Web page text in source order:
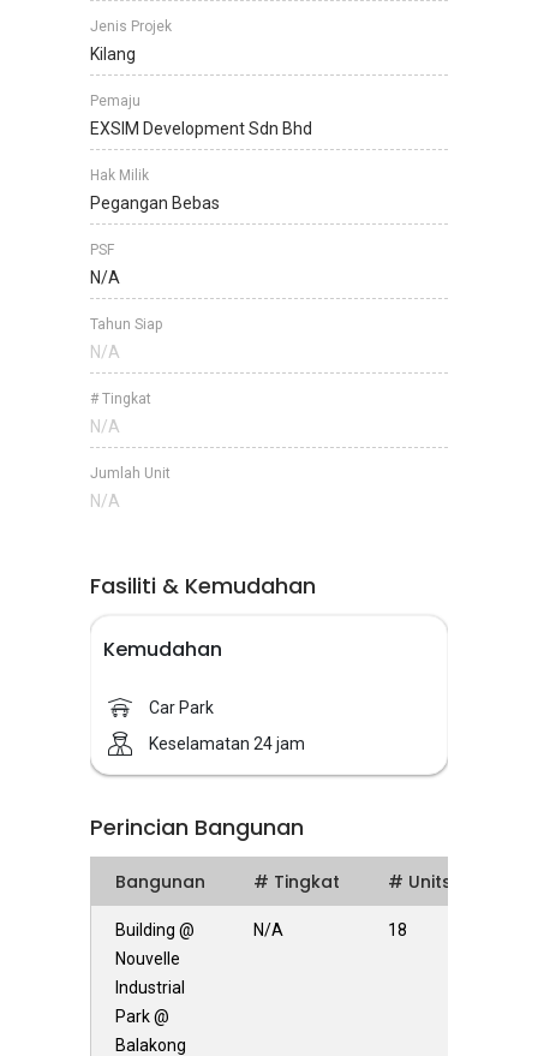
Jenis Projek
Kilang
Pemaju
EXSIM Development Sdn Bhd
Hak Milik
Pegangan Bebas
PSF
N/A
Tahun Siap
N/A
# Tingkat
N/A
Jumlah Unit
N/A
Fasiliti & Kemudahan
Kemudahan
Car Park
Keselamatan 24 jam
Perincian Bangunan
Bangunan # Tingkat # Units
Building @
Nouvelle
Industrial
Park @
Balakong
N/A 18